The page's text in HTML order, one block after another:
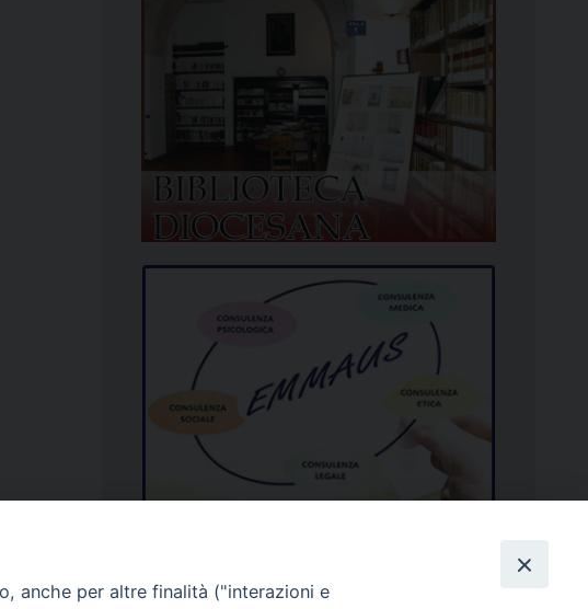
anche per altre finalità ("interazioni e